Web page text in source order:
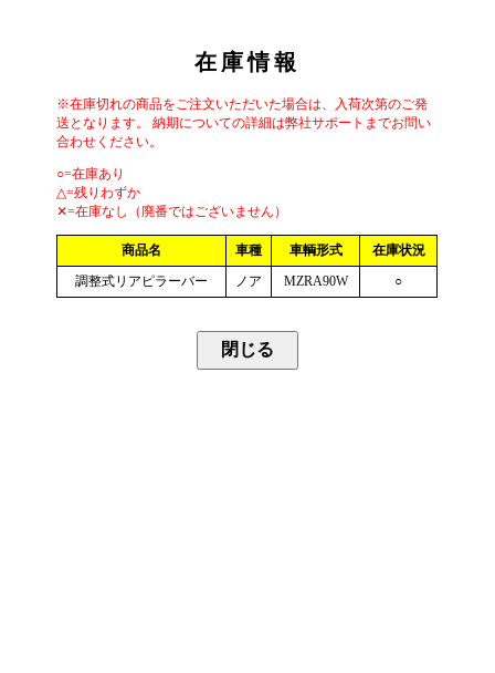
在庫情報
※在庫切れの商品をご注文いただいた場合は、入荷次第のご発
送となります。 納期についての詳細は弊社サポートまでお問い
合わせください。
○=在庫あり
△=残りわずか
✕=在庫なし（廃番ではございません）
商品名 車種 車輌形式
在庫状況
調整式リアピラーバー
ノア MZRA90W ○